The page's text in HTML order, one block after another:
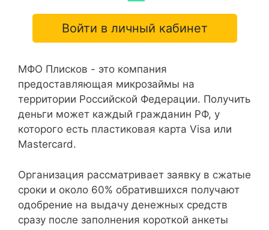
Войти в личный кабинет
МФО Плисков - это компания
предоставляющая микрозаймы на
территории Российской Федерации. Получить
деньги может каждый гражданин РФ, у
которого есть пластиковая карта Visa или
Mastercard.
Организация рассматривает заявку в сжатые
сроки и около 60% обратившихся получают
одобрение на выдачу денежных средств
сразу после заполнения короткой анкеты